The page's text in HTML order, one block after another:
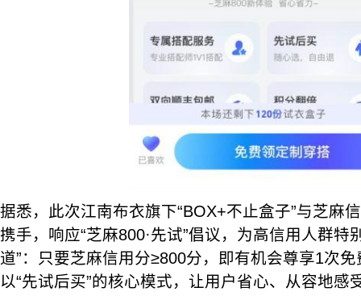
据悉，此次江南布衣旗下“BOX+不止盒子”与芝麻
携手，响应“芝麻800·先试”倡议，为高信用人群特
道”：只要芝麻信用分≥800分，即有机会尊享1次
以“先试后买”的核心模式，让用户省心、从容地感